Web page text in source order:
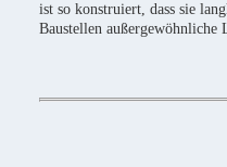
ist so konstruiert, dass sie
Baustellen außergewöhnliche